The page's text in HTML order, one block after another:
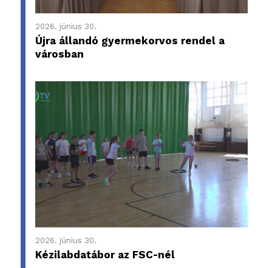
2026. június 30.
Újra állandó gyermekorvos rendel a
városban
2026. június 30.
Kézilabdatábor az FSC-nél